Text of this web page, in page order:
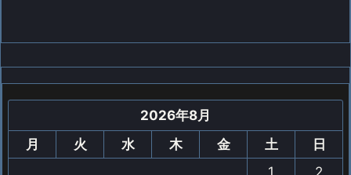
2026年8月
月
火 水 木 金 土
日
1
2